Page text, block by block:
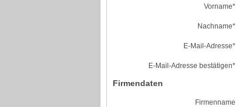
Vorname*
Nachname*
E-Mail-Adresse*
E-Mail-Adresse bestätigen*
Firmendaten
Firmenname